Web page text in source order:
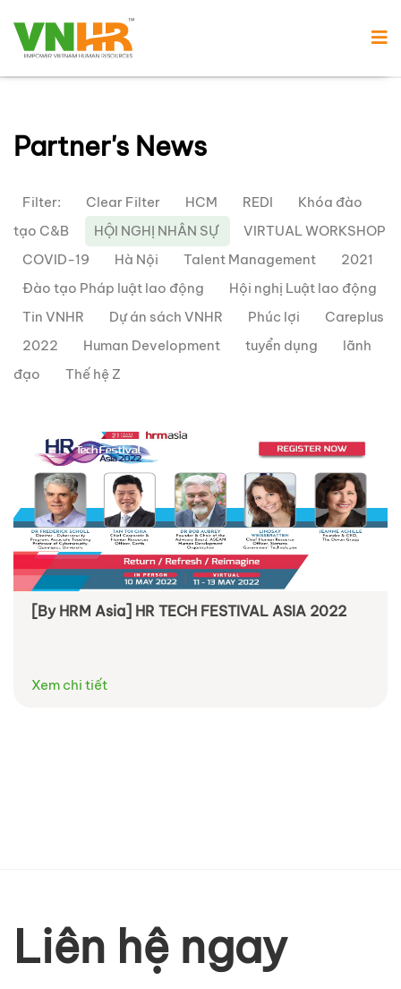
Partner's News
Filter: Clear Filter HCM REDI
Khóa đào
tạo C&B
HỘI NGHỊ NHÂN SỰ
VIRTUAL WORKSHOP
COVID-19
Hà Nội Talent Management
2021
Đào tạo Pháp luật lao động
Hội nghị Luật lao động
Tin VNHR
Dự án sách VNHR Phúc lợi
Careplus
2022
Human Development tuyển dụng
lãnh
đạo
Thế hệ Z
[By HRM Asia] HR TECH FESTIVAL ASIA 2022
Xem chi tiết
Liên hệ ngay